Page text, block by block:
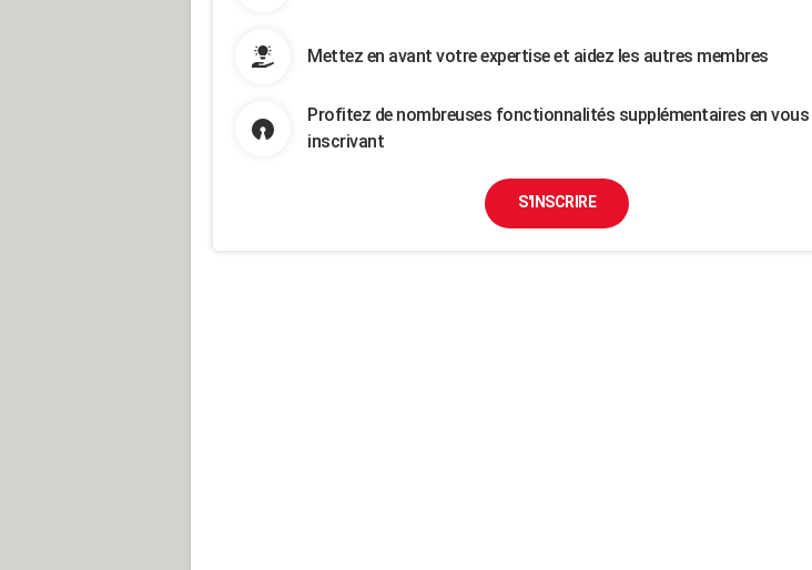
Mettez en avant votre expertise et aidez les autres membres
Profitez de nombreuses fonctionnalités supplémentaires en vous
inscrivant
S'INSCRIRE